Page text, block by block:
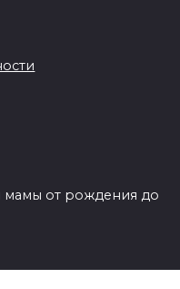
мамы от рождения до